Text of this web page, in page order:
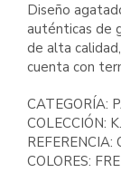
Diseño
auténticas de
de alta
cuenta con
CATEGORÍA:
COLECCIÓN:
REFERENCIA:
COLORES: